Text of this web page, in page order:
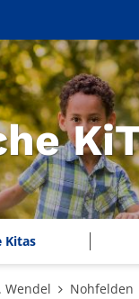
Kitas
Wendel Nohfelden